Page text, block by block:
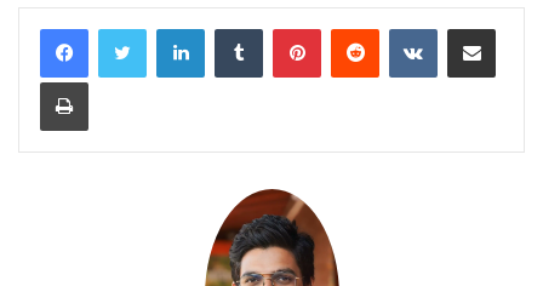
LinkedInTumblr PinterestReddit VKontakteShare via Email
Print